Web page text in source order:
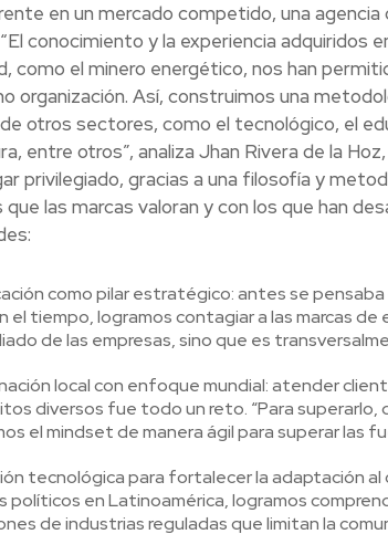
en un mercado competido, una
conocimiento y la experiencia adquiridos
como el minero energético, nos han
organización. Así, construimos una
otros sectores, como el tecnológico, el
entre otros”, analiza Jhan Rivera de la
privilegiado, gracias a una filosofía y
las marcas valoran y con los que han
como pilar estratégico: antes se
el tiempo, logramos contagiar a las marcas
de las empresas, sino que es
local con enfoque mundial: atender
diversos fue todo un reto. “Para
el mindset de manera ágil para superar las
tecnológica para fortalecer la adaptación al
políticos en Latinoamérica, logramos
de industrias reguladas que limitan la